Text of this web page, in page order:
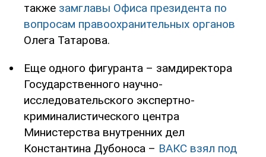
также замглавы Офиса президента по
вопросам правоохранительных органов
Олега Татарова.
Еще одного фигуранта – замдиректора
Государственного научно-
исследовательского экспертно-
криминалистического центра
Министерства внутренних дел
Константина Дубоноса – ВАКС взял под